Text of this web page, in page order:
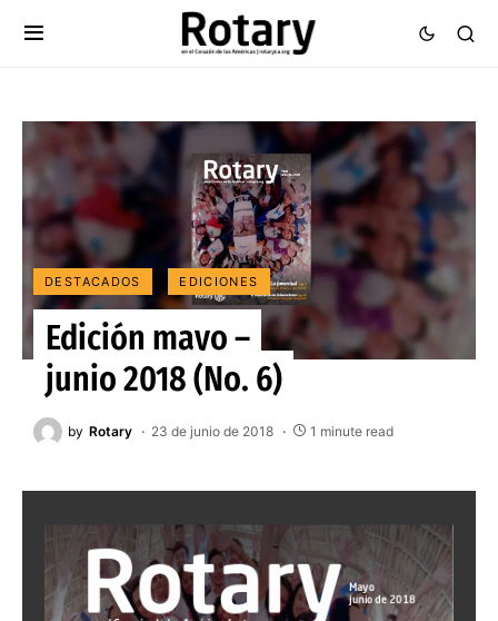
DESTACADOS EDICIONES
Edición mayo –
junio 2018 (No. 6)
by Rotary 23 de junio de 2018 1 minute read